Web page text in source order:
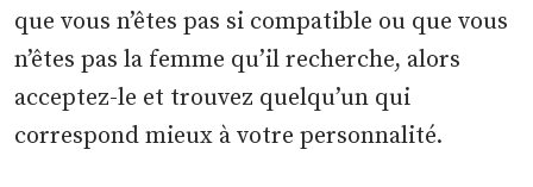
que vous n’êtes pas si compatible ou que vous
n’êtes pas la femme qu’il recherche, alors
acceptez-le et trouvez quelqu’un qui
correspond mieux à votre personnalité.